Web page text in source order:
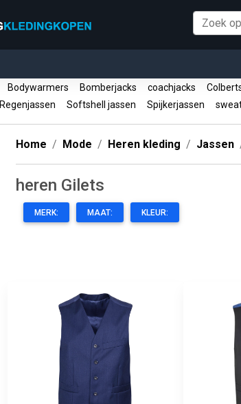
Bodywarmers Bomberjacks coachjacks
Regenjassen Softshell jassen Spijkerjassen
Home Mode Heren kleding Jassen
heren Gilets
MERK: MAAT: KLEUR: